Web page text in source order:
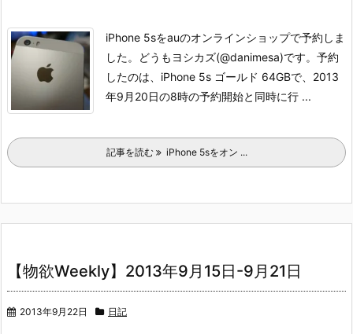
iPhone 5sをauのオンラインショップで予約しま
した。どうもヨシカズ(@danimesa)です。 予約
したのは、iPhone 5s ゴールド 64GBで、2013
年9月20日の8時の予約開始と同時に行 ...
記事を読む iPhone 5sをオン ...
【物欲Weekly】2013年9月15日-9月21日
2013年9月22日 日記